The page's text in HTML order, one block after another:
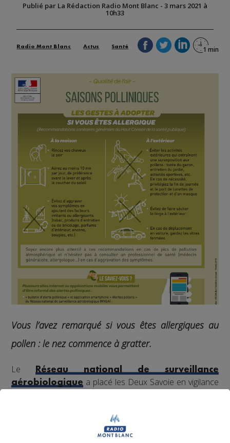
Publié par La Rédaction Radio Mont Blanc - 3 mars 2021 à
10h33
Radio Mont Blanc Actus Santé
Vous l’avez remarqué si vous êtes allergiques au
pollen : le nez commence à gratter.
Le Réseau national de surveillance
aérobiologique a placé les Deux Savoie en vigilance
C'est le beau temps et les températures douces qui
favorisent cet épisode, en avance sur le calendrier